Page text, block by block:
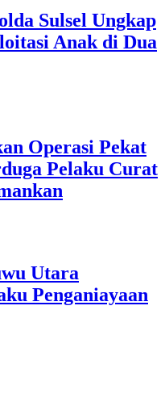
Sulsel Ungkap
Anak di Dua
Operasi Pekat
Pelaku Curat
Utara
Penganiayaan